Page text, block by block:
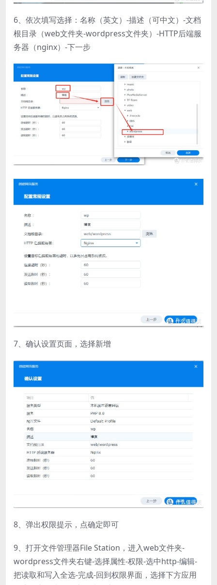
6、依次填写选择：名称（英文）-描述（可中文）-文档
根目录（web文件夹-wordpress文件夹）-HTTP后端服
务器（nginx）-下一步
7、确认设置页面，选择新增
8、弹出权限提示，点确定即可
9、打开文件管理器File Station，进入web文件夹-
wordpress文件夹右键-选择属性-权限-选中http-编辑-
把读取和写入全选-完成-回到权限界面，选择下方应用